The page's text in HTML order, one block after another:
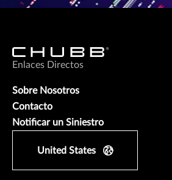
Enlaces Directos
Sobre Nosotros
Contacto
Notificar un Siniestro
United States